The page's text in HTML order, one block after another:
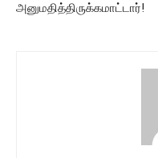
அனுமதித்திருக்கமாட்டார்!